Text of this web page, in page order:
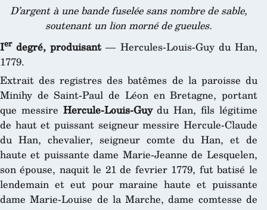
D’argent à une bande fuselée sans nombre de sable,
soutenant un lion morné de gueules.
Ierdegré, produisant — Hercules-Louis-Guy du Han,
1779.
Extrait des registres des batêmes de la paroisse du
Minihy de Saint-Paul de Léon en Bretagne, portant
que messire Hercule-Louis-Guydu Han, fils légitime
de haut et puissant seigneur messire Hercule-Claude
du Han, chevalier, seigneur comte du Han, et de
haute et puissante dame Marie-Jeanne de Lesquelen,
son épouse, naquit le 21 de fevrier 1779, fut batisé le
lendemain et eut pour maraine haute et puissante
dame Marie-Louise de la Marche, dame comtesse de